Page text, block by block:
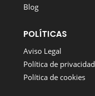
Blog
POLÍTICAS
Aviso Legal
Política de privacidad
Política de cookies